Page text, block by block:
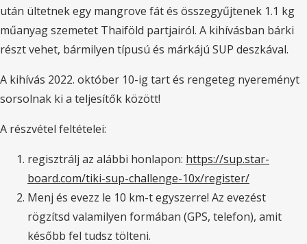
után ültetnek egy mangrove fát és összegyűjtenek 1.1 kg
műanyag szemetet Thaiföld partjairól. A kihívásban bárki
részt vehet, bármilyen típusú és márkájú SUP deszkával.
A kihívás 2022. október 10-ig tart és rengeteg nyereményt
sorsolnak ki a teljesítők között!
A részvétel feltételei:
regisztrálj az alábbi honlapon: https://sup.star-
board.com/tiki-sup-challenge-10x/register/
Menj és evezz le 10 km-t egyszerre! Az evezést
rögzítsd valamilyen formában (GPS, telefon), amit
később fel tudsz tölteni.